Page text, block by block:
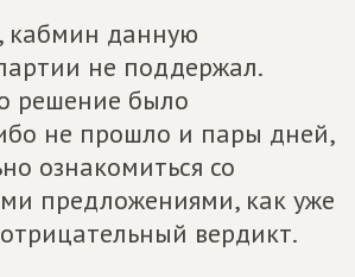
кабмин данную
не поддержал.
решение было
не прошло и пары дней,
ознакомиться со
предложениями, как уже
вердикт.